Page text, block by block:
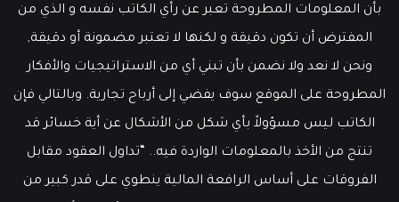
بأن المعلومات المطروحة تعبر عن رأي الكاتب نفسه و الذي من
المفترض أن تكون دقيقة و لكنها لا تعتبر مضمونة أو دقيقة,
ونحن لا نعد ولا نضمن بأن تبني أي من الاستراتيجيات والأفكار
المطروحة على الموقع سوف يفضي إلى أرباح تجارية. وبالتالي فإن
الكاتب ليس مسؤولاً بأي شكل من الأشكال عن أية خسائر قد
تنتج من الأخذ بالمعلومات الواردة فيه.. “تداول العقود مقابل
الفروقات على أساس الرافعة المالية ينطوي على قدر كبير من